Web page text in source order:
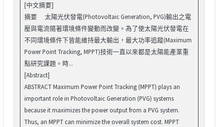
[中文摘要]
摘要 太陽光伏發電(Photovoltaic Generation, PVG)輸出之電
壓與電流隨著環境條件變動而改變。為了使太陽光伏發電在
不同環境條件下皆能維持最大輸出，最大功率追蹤(Maximum
Power Point Tracking, MPPT)技術一直以來都是太陽能產業重
點研究課題。時...
[Abstract]
ABSTRACT Maximum Power Point Tracking (MPPT) plays an
important role in Photovoltaic Generation (PVG) systems
because it maximizes the power output from a PVG system.
Thus, an MPPT can minimize the overall system cost. MPPT